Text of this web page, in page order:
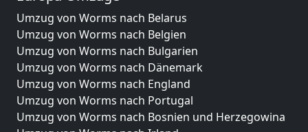
Umzug von Worms nach Belarus
Umzug von Worms nach Belgien
Umzug von Worms nach Bulgarien
Umzug von Worms nach Dänemark
Umzug von Worms nach England
Umzug von Worms nach Portugal
Umzug von Worms nach Bosnien und Herzegowina